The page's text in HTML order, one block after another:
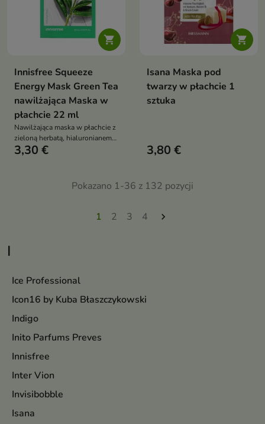
I
Ice Professional
Icon16 by Kuba Błaszczykowski
Indigo
Inito Parfums Preves
Innisfree
Inter Vion
Invisibobble
Isana

Innisfree Squeeze
Energy Mask Green Tea
nawilżająca Maska w
płachcie 22 ml
Nawilżająca maska w płachcie z
zieloną herbatą, hialuronianem
sodu i CICA, która nawilża, koi i
3,30 €

Isana Maska pod
twarzy w płachcie 1
sztuka
3,80 €
Pokazano 1-36 z 132 pozycji
1 2 3 4 